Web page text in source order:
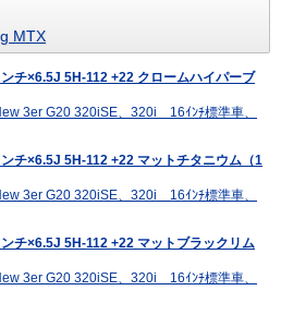
MTX
チ×6.5J 5H-112 +22 クロームハイパーブ
3er G20 320iSE、320i 16ｲﾝﾁ標準車、
チ×6.5J 5H-112 +22 マットチタニウム（1
3er G20 320iSE、320i 16ｲﾝﾁ標準車、
チ×6.5J 5H-112 +22 マットブラックリム
3er G20 320iSE、320i 16ｲﾝﾁ標準車、